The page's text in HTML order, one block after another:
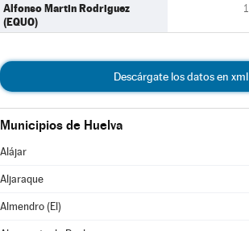
Alfonso Martin Rodriguez
(EQUO)
1
Descárgate los datos en xml
Municipios de Huelva
Alájar
Aljaraque
Almendro (El)